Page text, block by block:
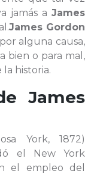
jamás a James
James Gordon
alguna causa,
bien o para mal,
historia.
James
York, 1872)
el New York
el empleo del